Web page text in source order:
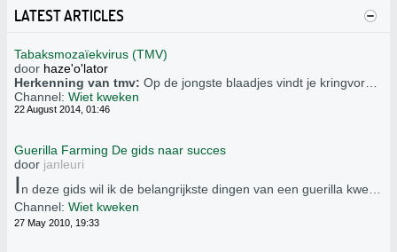
LATEST ARTICLES
Tabaksmozaïekvirus (TMV)
door haze'o'lator
Herkenning van tmv: Op de jongste blaadjes vindt je kringvormige geelgroene vlekjes, kringvormige figuren en slingerende lijnen. Op de oudere bladeren komt geel mozaiek voor. Het blad verkleurt
Channel: Wiet kweken
22 August 2014, 01:46
Guerilla Farming De gids naar succes
door janleuri
In deze gids wil ik de belangrijkste dingen van een guerilla kweek toelichten. Veelal worden er fouten gemaakt welke makkelijk kunnen vermeden worden. Velen beginnen dan ook aan een guerilla kweek en komen in september thuis met een kleine beschimmelde oogst of erger, hun kweekje werd gevonden en/of gestolen. Dit kan vermeden worden door kennis te hebben van de juiste informatie. Vandaar zal ik in mijn gids de basis van het guerilla kweken uit de doeken doen zodat de slaagkans van je kweek groter word.
Channel: Wiet kweken
27 May 2010, 19:33